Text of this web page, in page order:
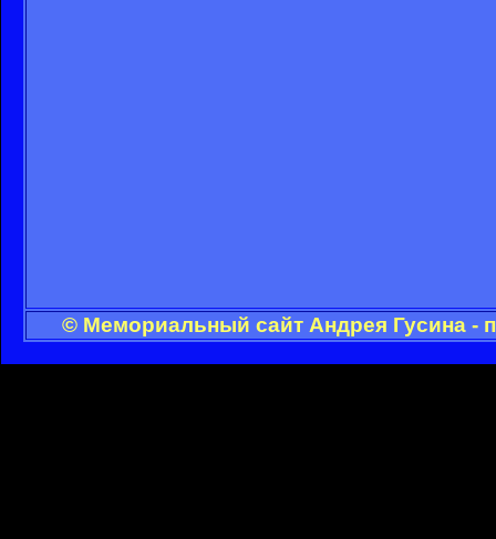
© Мемориальный сайт Андрея Гусина -